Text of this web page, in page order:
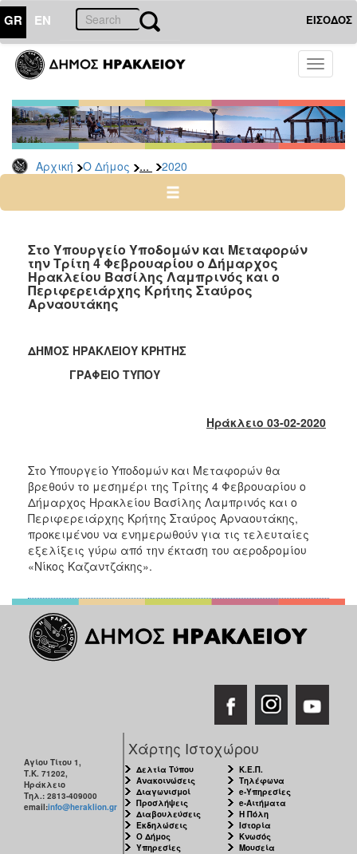
GR EN ΕΙΣΟΔΟΣ
Toggle
Αρχική Ο Δήμος ... 2020
ΔΗΜΟΣ
Δελτία
Τύπου
Αρχείο
2026
2024
2022
2021
2020
2018
2017
2012
2011
2010
2006
ΤΟΠΟΣ
Στο Υπουργείο Υποδομών και Μεταφορών
την Τρίτη 4 Φεβρουαρίου ο Δήμαρχος
Ηρακλείου Βασίλης Λαμπρινός και ο
Περιφερειάρχης Κρήτης Σταύρος
Αρναουτάκης
ΔΗΜΟΣ ΗΡΑΚΛΕΙΟΥ ΚΡΗΤΗΣ
ΓΡΑΦΕΙΟ ΤΥΠΟΥ
Ηράκλειο 03-02-2020
Στο Υπουργείο Υποδομών και Μεταφορών θα
βρεθούν το μεσημέρι της Τρίτης 4 Φεβρουαρίου ο
Δήμαρχος Ηρακλείου Βασίλης Λαμπρινός και ο
Περιφερειάρχης Κρήτης Σταύρος Αρναουτάκης,
προκειμένου να ενημερωθούν για τις τελευταίες
εξελίξεις γύρω από την έκταση του αεροδρομίου
«Νίκος Καζαντζάκης».
Αγίου Τίτου 1,
Τ.Κ. 71202,
Ηράκλειο
Τηλ.: 2813-409000
email:info@heraklion.gr
Χάρτης Ιστοχώρου
Δελτία Τύπου
Ανακοινώσεις
Διαγωνισμοί
Προσλήψεις
Διαβουλεύσεις
Εκδηλώσεις
Ο Δήμος
Υπηρεσίες
Κ.Ε.Π.
Τηλέφωνα
e-Υπηρεσίες
e-Αιτήματα
Η Πόλη
Ιστορία
Κνωσός
Μουσεία